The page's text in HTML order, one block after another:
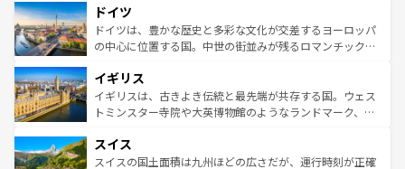
せる。地方によって風土や気候が異なるスペインはその個
性で訪れる人を魅了する。 なお、新着のスペイン情報は コ
ンテンツ一覧を参照してほしい。
で、幅広い魅力が詰まっている。華麗な宮殿、歴史的な大
聖堂、美しいビーチ、そして豊かな自然が、訪れる者を心
から魅了する。また、フランスは美食の国としても知ら
いる。シャンパンの発祥地であるランス、プロヴァンスの
香り高いラベンダー畑など、多彩な楽しみ方が可能だ。さ
らに、パリ以外の地域にも魅力が溢れており、どの街角に
れる地方に足を運ぶとそれぞれで全く異なる文化を体験で
きるだろう。 なお、新着のフランス情報はコンテンツ一覧
ドイツ
ドイツは、豊かな歴史と多彩な文化が交差するヨーロッパ
の中心に位置する国。中世の街並みが残るロマンチック街
顔を持つこの国は、どこを歩いても飽きることがない。ベ
ルリンの文化的活気、バイエルン州のアルプスの絶景、そ
してライン川沿いのワイン畑といった風景は必見。ビール
は、お酒好きな人にはぜひ体験してほしい。 なお、新着の
ドイツ情報はコンテンツ一覧を参照してほしい。
イギリス
イギリスは、古きよき伝統と最先端が共存する国。ウェス
トミンスター寺院や大英博物館のようなランドマーク、歴
リアごとに異なる魅力がある。また、優雅なアフタヌーン
ティー、ビール好きにはたまらない英国パブ、サッカー観
スイス
スイスの国土面積は九州ほどの広さだが、運行時刻が正確